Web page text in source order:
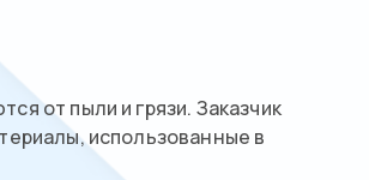
от пыли и грязи. Заказчик
использованные в